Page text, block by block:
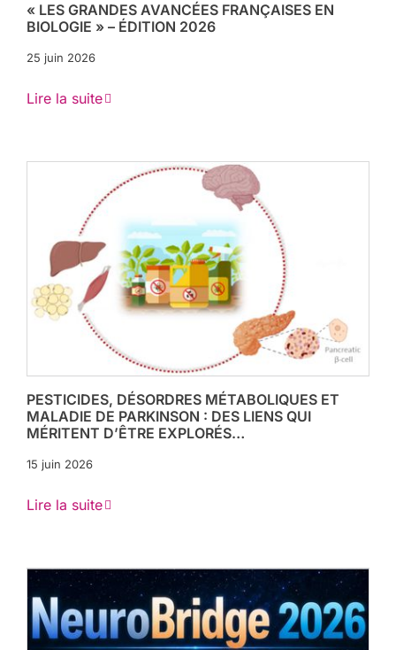
« LES GRANDES AVANCÉES FRANÇAISES EN
BIOLOGIE » – ÉDITION 2026
25 juin 2026
Lire la suite
PESTICIDES, DÉSORDRES MÉTABOLIQUES ET
MALADIE DE PARKINSON : DES LIENS QUI
MÉRITENT D’ÊTRE EXPLORÉS…
15 juin 2026
Lire la suite